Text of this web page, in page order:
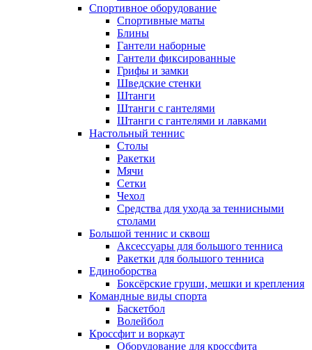
Спортивное оборудование
Спортивные маты
Блины
Гантели наборные
Гантели фиксированные
Грифы и замки
Шведские стенки
Штанги
Штанги с гантелями
Штанги с гантелями и лавками
Настольный теннис
Столы
Ракетки
Мячи
Сетки
Чехол
Средства для ухода за теннисными
столами
Большой теннис и сквош
Аксессуары для большого тенниса
Ракетки для большого тенниса
Единоборства
Боксёрские груши, мешки и крепления
Командные виды спорта
Баскетбол
Волейбол
Кроссфит и воркаут
Оборудование для кроссфита